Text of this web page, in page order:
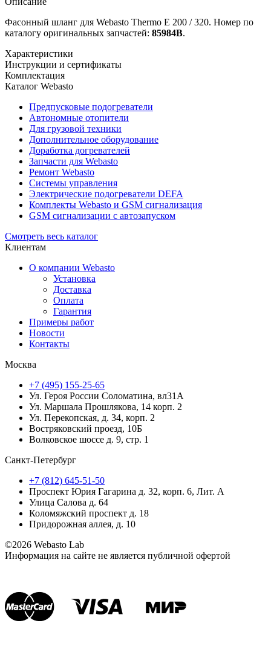
Фасонный шланг для Webasto Thermo Е 200 / 320. Номер по
каталогу оригинальных запчастей: 85984B.
Характеристики
Инструкции и сертификаты
Комплектация
Каталог Webasto
Предпусковые подогреватели
Автономные отопители
Для грузовой техники
Дополнительное оборудование
Доработка догревателей
Запчасти для Webasto
Ремонт Webasto
Системы управления
Электрические подогреватели DEFA
Комплекты Webasto и GSM сигнализация
GSM сигнализации с автозапуском
Смотреть весь каталог
Клиентам
О компании Webasto
Установка
Доставка
Оплата
Гарантия
Примеры работ
Новости
Контакты
Москва
+7 (495) 155-25-65
Ул. Героя России Соломатина, вл31А
Ул. Маршала Прошлякова, 14 корп. 2
Ул. Перекопская, д. 34, корп. 2
Востряковский проезд, 10Б
Волковское шоссе д. 9, стр. 1
Санкт-Петербург
+7 (812) 645-51-50
Проспект Юрия Гагарина д. 32, корп. 6, Лит. А
Улица Салова д. 64
Коломяжский проспект д. 18
Придорожная аллея, д. 10
©2026 Webasto Lab
Информация на сайте не является публичной офертой